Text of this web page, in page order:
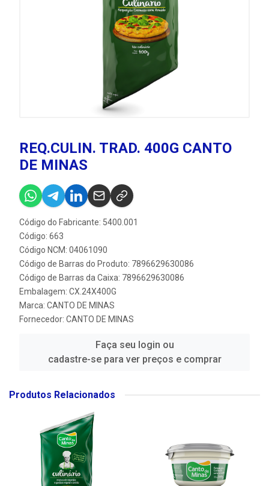
REQ.CULIN. TRAD. 400G CANTO
DE MINAS
Código do Fabricante: 5400.001
Código: 663
Código NCM: 04061090
Código de Barras do Produto: 7896629630086
Código de Barras da Caixa: 7896629630086
Embalagem: CX.24X400G
Marca: CANTO DE MINAS
Fornecedor: CANTO DE MINAS
Faça seu login ou
cadastre-se para ver preços e comprar
Produtos Relacionados